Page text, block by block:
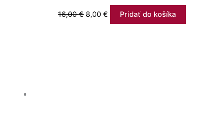
16,00€ 8,00 € Pridať do košíka